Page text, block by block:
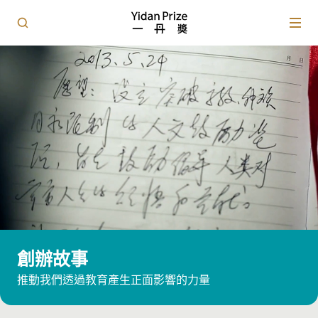
創辦故事
推動我們透過教育產生正面影響的力量